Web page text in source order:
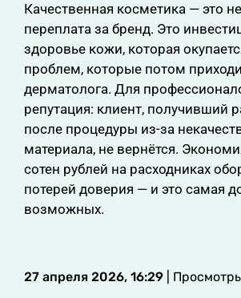
Качественная косметика — это
переплата за бренд. Это
здоровье кожи, которая
проблем, которые потом
дерматолога. Для
репутация: клиент, получивший
после процедуры из-за
материала, не вернётся.
сотен рублей на расходниках
потерей доверия — и это самая
возможных.
27 апреля 2026, 16:29 |